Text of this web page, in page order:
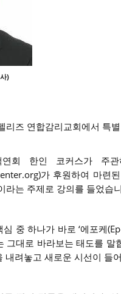
)
리즈 연합감리교회에서 특
연회 한인 코커스가
가 후원하여 마련
라는 주제로 강의를 들었습
중 하나가 바로 ‘에포케
그대로 바라보는 태도를
내려놓고 새로운 시선이 들